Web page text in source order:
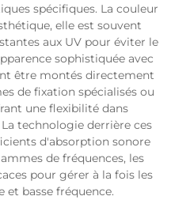
spécifiques. La couleur
elle est souvent
aux UV pour éviter le
sophistiquée avec
être montés directement
de fixation spécialisés ou
une flexibilité dans
technologie derrière ces
d'absorption sonore
de fréquences, les
pour gérer à la fois les
et basse fréquence.